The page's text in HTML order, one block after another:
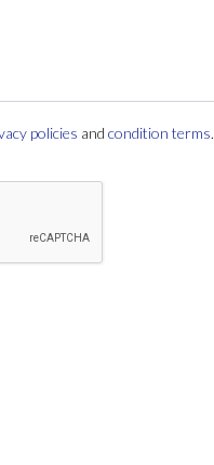
policies and condition terms.